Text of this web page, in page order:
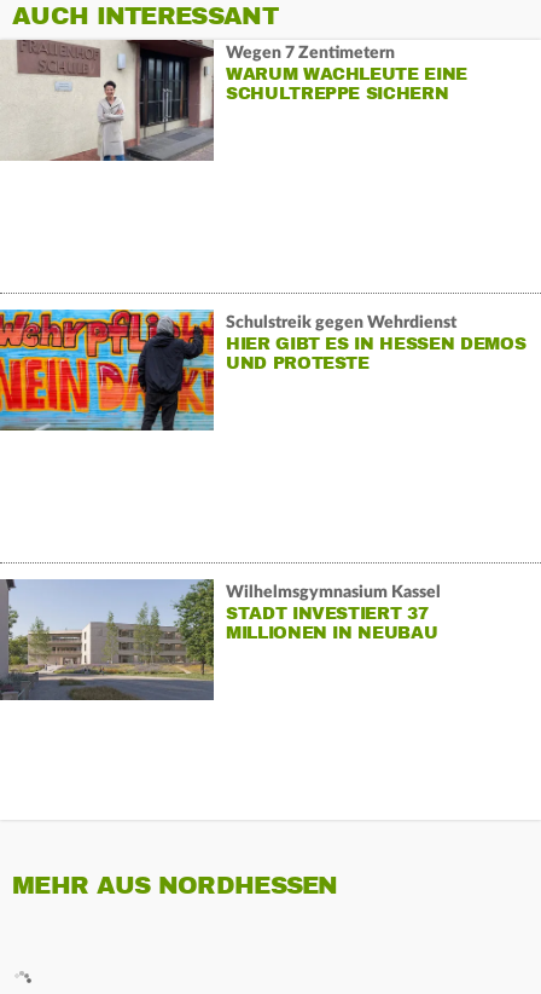
AUCH INTERESSANT
Wegen 7 Zentimetern
WARUM WACHLEUTE EINE
SCHULTREPPE SICHERN
Schulstreik gegen Wehrdienst
HIER GIBT ES IN HESSEN DEMOS
UND PROTESTE
Wilhelmsgymnasium Kassel
STADT INVESTIERT 37
MILLIONEN IN NEUBAU
MEHR AUS NORDHESSEN